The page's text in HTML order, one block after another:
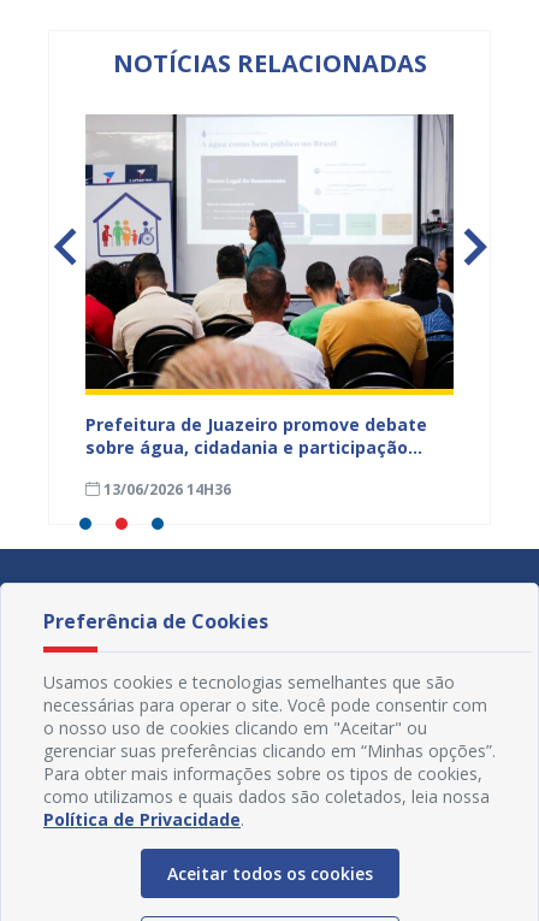
NOTÍCIAS RELACIONADAS
Prefeitura de Juazeiro promove debate
sobre água, cidadania e participação
comunidades urbanas e rurais
13/06/2026 14H36
Redes Sociais
Preferência de Cookies
Usamos cookies e tecnologias semelhantes que são
necessárias para operar o site. Você pode consentir com
o nosso uso de cookies clicando em "Aceitar" ou
gerenciar suas preferências clicando em “Minhas opções”.
Para obter mais informações sobre os tipos de cookies,
como utilizamos e quais dados são coletados, leia nossa
Política de Privacidade.
Aceitar todos os cookies